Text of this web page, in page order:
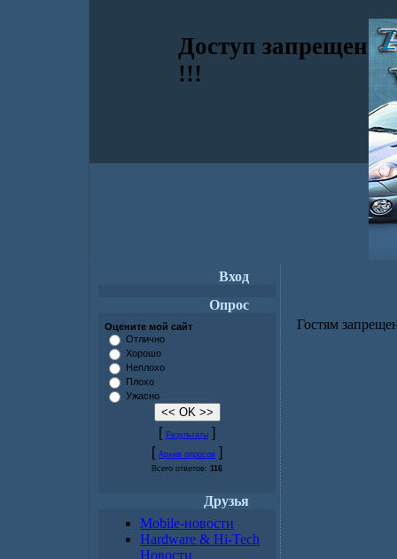
Доступ запрещен
!!!
Вход
Опрос
Оцените мой сайт
Отлично
Хорошо
Неплохо
Плохо
Ужасно
[ Результаты ]
[ Архив опросов ]
Всего ответов: 116
Друзья
Mobile-новости
Hardware & Hi-Tech
Новости
Гостям